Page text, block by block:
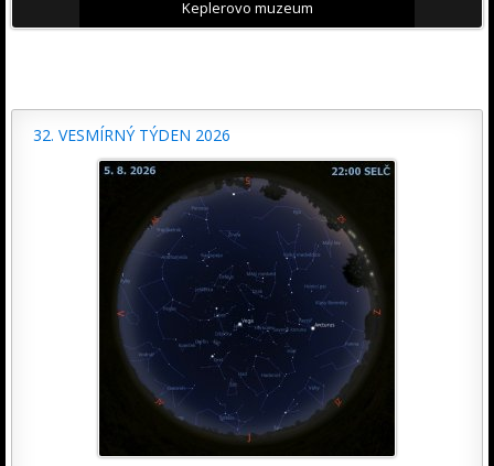
Keplerovo muzeum
32. VESMÍRNÝ TÝDEN 2026